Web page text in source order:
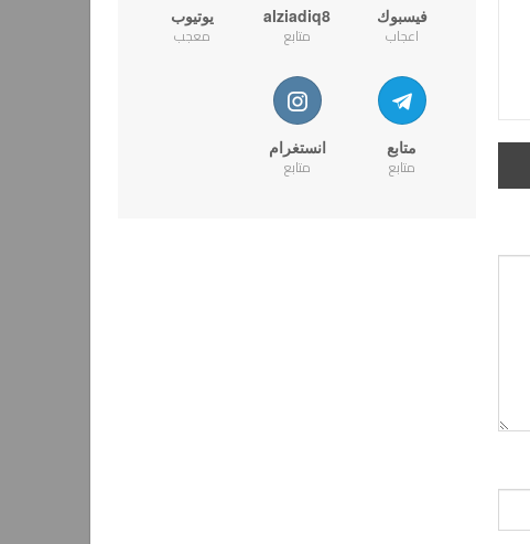
فيسبوك
اعجاب
alziadiq8
متابع
يوتيوب
معجب
متابع
متابع
انستغرام
متابع